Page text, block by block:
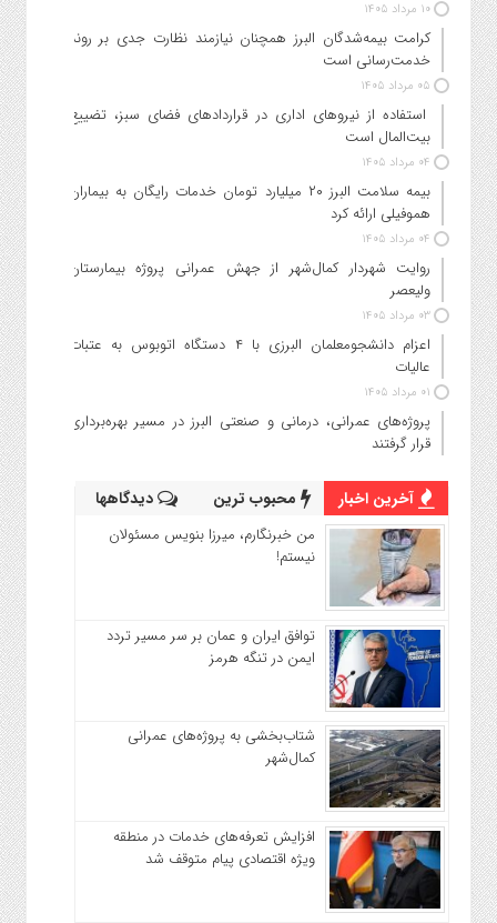
۱۰ مرداد ۱۴۰۵
کرامت بیمه‌شدگان البرز همچنان نیازمند نظارت جدی بر روند
خدمت‌رسانی است
۰۵ مرداد ۱۴۰۵
استفاده از نیروهای اداری در قراردادهای فضای سبز، تضییع
بیت‌المال است
۰۴ مرداد ۱۴۰۵
بیمه سلامت البرز ۲۰ میلیارد تومان خدمات رایگان به بیماران
هموفیلی ارائه کرد
۰۴ مرداد ۱۴۰۵
روایت شهردار کمال‌شهر از جهش عمرانی پروژه بیمارستان
ولیعصر
۰۳ مرداد ۱۴۰۵
اعزام دانشجو‌معلمان البرزی با ۴ دستگاه اتوبوس به عتبات
عالیات
۰۱ مرداد ۱۴۰۵
پروژه‌های عمرانی، درمانی و صنعتی البرز در مسیر بهره‌برداری
قرار گرفتند
آخرین اخبار محبوب ترین دیدگاهها
من خبرنگارم، میرزا بنویس مسئولان
نیستم!
توافق ایران و عمان بر سر مسیر تردد
ایمن در تنگه هرمز
شتاب‌بخشی به پروژه‌های عمرانی
کمال‌شهر
افزایش تعرفه‌های خدمات در منطقه
ویژه اقتصادی پیام متوقف شد